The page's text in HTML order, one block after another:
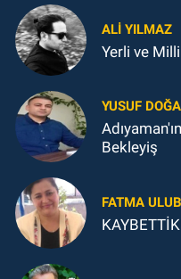
ALI YILMAZ
Yerli ve
YUSUF
Bekleyiş
FATMA